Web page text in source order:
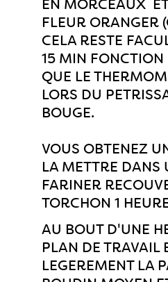
EN MORCEAUX
FLEUR ORANGER
CELA RESTE
15 MIN FONCTION
QUE LE
LORS DU
BOUGE.
VOUS OBTENEZ
LA METTRE DANS
FARINER
TORCHON 1
AU BOUT D'UNE
PLAN DE TRAVAIL
LEGEREMENT LA